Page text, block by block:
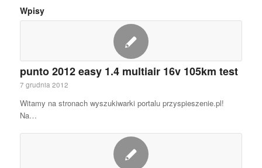
Wpisy
punto 2012 easy 1.4 multiair 16v 105km test
7 grudnia 2012
Witamy na stronach wyszukiwarki portalu przyspieszenie.pl!
Na…